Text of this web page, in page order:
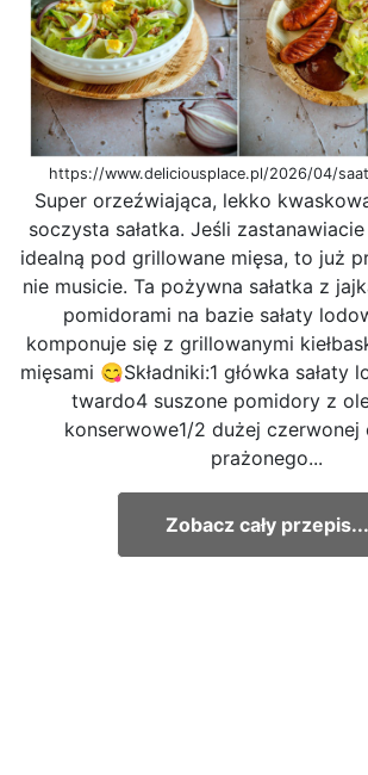
https://www.deliciousplace.pl/2026/04/
Super orzeźwiająca, lekko
soczysta sałatka. Jeśli zastanawiacie
idealną pod grillowane mięsa, to już
nie musicie. Ta pożywna sałatka z
pomidorami na bazie sałaty
komponuje się z grillowanymi
mięsami 😋Składniki:1 główka sałaty
twardo4 suszone pomidory z
konserwowe1/2 dużej czerwonej
prażonego...
Zobacz cały przepis...